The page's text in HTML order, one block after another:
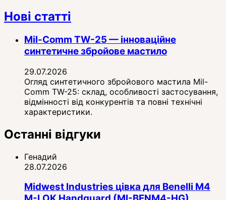
Нові статті
Mil-Comm TW-25 — інноваційне
синтетичне збройове мастило
29.07.2026
Огляд синтетичного збройового мастила Mil-
Comm TW-25: склад, особливості застосування,
відмінності від конкурентів та повні технічні
характеристики.
Останні відгуки
Генадий
28.07.2026
Midwest Industries цівка для Benelli M4